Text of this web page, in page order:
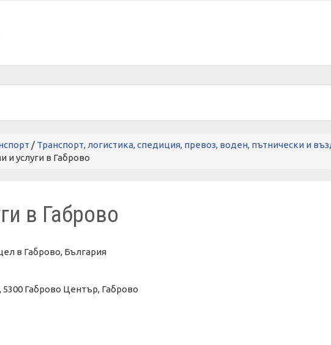
/ Транспорт, логистика, спедиция, превоз, воден, пътнически и
и услуги в Габрово
в Габрово
в Габрово, България
5300 Габрово Център, Габрово